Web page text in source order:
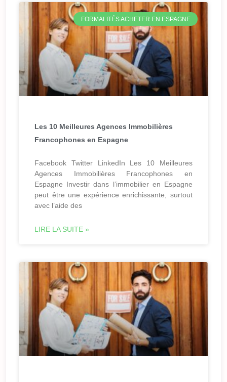
FORMALITÉS ACHETER EN ESPAGNE
Les 10 Meilleures Agences Immobilières
Francophones en Espagne
Facebook Twitter LinkedIn Les 10 Meilleures
Agences Immobilières Francophones en
Espagne Investir dans l’immobilier en Espagne
peut être une expérience enrichissante, surtout
avec l’aide des
LIRE LA SUITE »